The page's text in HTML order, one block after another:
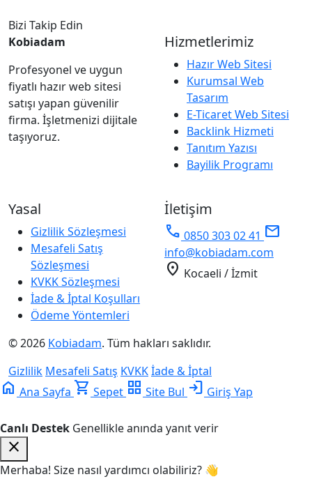
Bizi Takip Edin
Kobiadam
Profesyonel ve uygun
fiyatlı hazır web sitesi
satışı yapan güvenilir
firma. İşletmenizi dijitale
taşıyoruz.
Hizmetlerimiz
Hazır Web Sitesi
Kurumsal Web
Tasarım
E-Ticaret Web Sitesi
Backlink Hizmeti
Tanıtım Yazısı
Bayilik Programı
Yasal
Gizlilik Sözleşmesi
Mesafeli Satış
Sözleşmesi
KVKK Sözleşmesi
İade & İptal Koşulları
Ödeme Yöntemleri
İletişim
phone 0850 303 02 41 mail
info@kobiadam.com
location_on Kocaeli / İzmit
© 2026 Kobiadam. Tüm hakları saklıdır.
Gizlilik Mesafeli Satış KVKKİade & İptal
home Ana Sayfa shopping_cart Sepet grid_view Site Bul login Giriş Yap
Canlı Destek Genellikle anında yanıt verir
close
Merhaba! Size nasıl yardımcı olabiliriz? 👋